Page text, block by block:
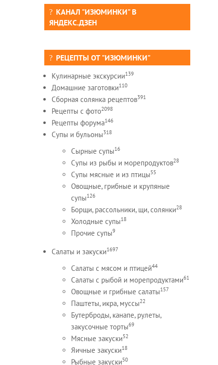
КАНАЛ "ИЗЮМИНКИ" В
ЯНДЕКС.ДЗЕН
РЕЦЕПТЫ ОТ "ИЗЮМИНКИ"
Кулинарные экскурсии139
Домашние заготовки110
Сборная солянка рецептов391
Рецепты c фото2098
Рецепты форума146
Супы и бульоны318
Сырные супы16
Супы из рыбы и морепродуктов28
Супы мясные и из птицы55
Овощные, грибные и крупяные
супы126
Борщи, рассольники, щи, солянки28
Холодные супы18
Прочие супы9
Салаты и закуски1697
Салаты с мясом и птицей44
Салаты с рыбой и морепродуктами61
Овощные и грибные салаты157
Паштеты, икра, муссы22
Бутерброды, канапе, рулеты,
закусочные торты69
Мясные закуски52
Яичные закуски18
Рыбные закуски50